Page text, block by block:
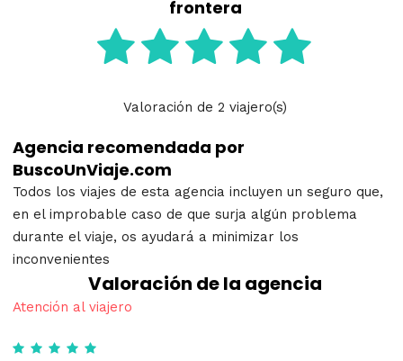
frontera
Valoración de 2 viajero(s)
Agencia recomendada por
BuscoUnViaje.com
Todos los viajes de esta agencia incluyen un seguro que,
en el improbable caso de que surja algún problema
durante el viaje, os ayudará a minimizar los
inconvenientes
Valoración de la agencia
Atención al viajero